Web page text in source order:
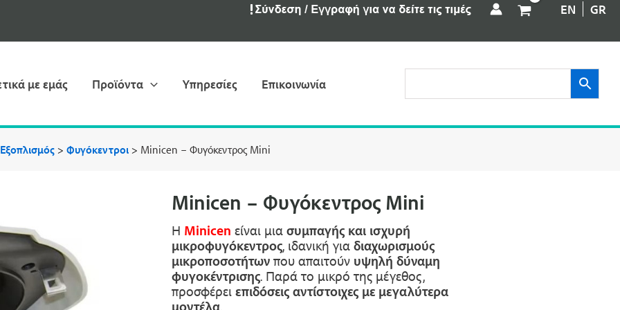
EN GR
με εμάς Προϊόντα Υπηρεσίες Επικοινωνία
>Φυγόκεντροι > Minicen – Φυγόκεντρος Mini
Minicen – Φυγόκεντρος Mini
Η Minicen είναι μια συμπαγής και ισχυρή
μικροφυγόκεντρος, ιδανική για διαχωρισμούς
μικροποσοτήτων που απαιτούν υψηλή δύναμη
φυγοκέντρισης. Παρά το μικρό της μέγεθος,
προσφέρει επιδόσεις αντίστοιχες με μεγαλύτερα
μοντέλα.